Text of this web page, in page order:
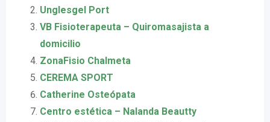
Unglesgel Port
VB Fisioterapeuta – Quiromasajista a
domicilio
ZonaFisio Chalmeta
CEREMA SPORT
Catherine Osteópata
Centro estética – Nalanda Beautty